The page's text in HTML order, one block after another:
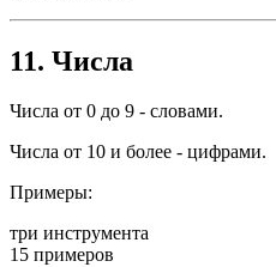
11. Числа
Числа от 0 до 9 - словами.
Числа от 10 и более - цифрами.
Примеры:
три инструмента
15 примеров